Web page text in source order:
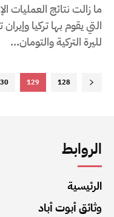
ما زالت نتائج العمليات
التي يقوم بها تركيا
لليرة التركية والتومان...
128
129
الروابط
الرئيسية
وثائق أبوت أباد